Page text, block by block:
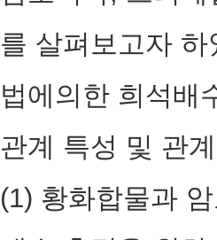
를 살펴보고자
법에의한 희석배
관계 특성 및 관
(1) 황화합물과